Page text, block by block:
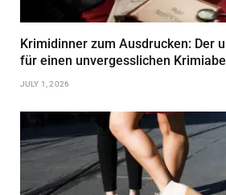
Krimidinner zum Ausdrucken: Der
für einen unvergesslichen
JULY 1, 2026